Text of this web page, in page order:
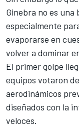
Ginebra no es
especialmente
evaporarse en
volver a dominar
El primer golpe
equipos votaron
aerodinámicos
diseñados con la
veloces.